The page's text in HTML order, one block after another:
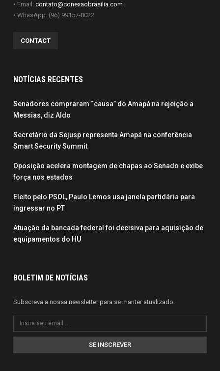
• Email: contato@conexaobrasilia.com
• WhasApp: (96) 99157-0022
CONTACT
NOTÍCIAS RECENTES
Senadores compraram “causa” do Amapá na rejeição a
Messias, diz Aldo
Secretário da Sejusp representa Amapá na conferência
Smart Security Summit
Oposição acelera montagem de chapas ao Senado e exibe
força nos estados
Eleito pelo PSOL, Paulo Lemos usa janela partidária para
ingressar no PT
Atuação da bancada federal foi decisiva para aquisição de
equipamentos do HU
BOLETIM DE NOTÍCIAS
Subscreva a nossa newsletter para se manter atualizado.
SE INSCREVER